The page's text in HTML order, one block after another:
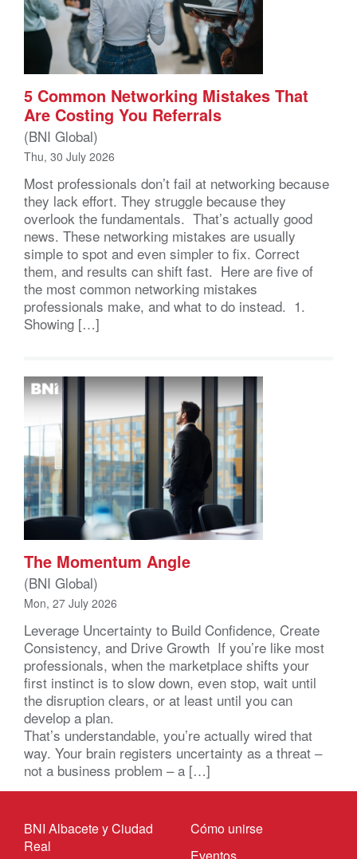
5 Common Networking Mistakes That
Are Costing You Referrals
(BNI Global)
Thu, 30 July 2026
Most professionals don’t fail at networking because
they lack effort. They struggle because they
overlook the fundamentals. That’s actually good
news. These networking mistakes are usually
simple to spot and even simpler to fix. Correct
them, and results can shift fast. Here are five of
the most common networking mistakes
professionals make, and what to do instead. 1.
Showing […]
The Momentum Angle
(BNI Global)
Mon, 27 July 2026
Leverage Uncertainty to Build Confidence, Create
Consistency, and Drive Growth If you’re like most
professionals, when the marketplace shifts your
first instinct is to slow down, even stop, wait until
the disruption clears, or at least until you can
develop a plan.
That’s understandable, you’re actually wired that
way. Your brain registers uncertainty as a threat –
not a business problem – a […]
BNI Albacete y Ciudad
Real
Cómo unirse
Eventos